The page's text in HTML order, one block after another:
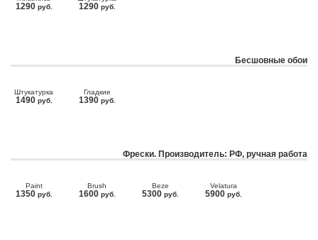
1290 руб. 1290 руб.
Бесшовные обои
Штукатурка
1490 руб.
Гладкие
1390 руб.
Фрески. Производитель: РФ, ручная работа
Paint
1350 руб.
Brush
1600 руб.
Beze
5300 руб.
Velatura
5900 руб.